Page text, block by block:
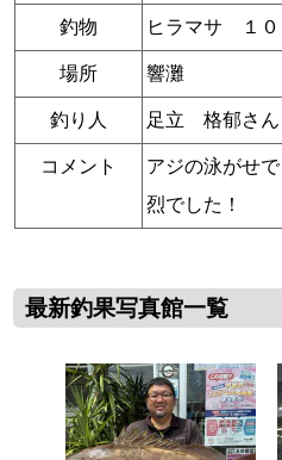
釣物 ヒラマサ １０
場所 響灘
釣り人 足立 格郁さん
コメント
アジの泳がせ
烈でした！
最新釣果写真館一覧